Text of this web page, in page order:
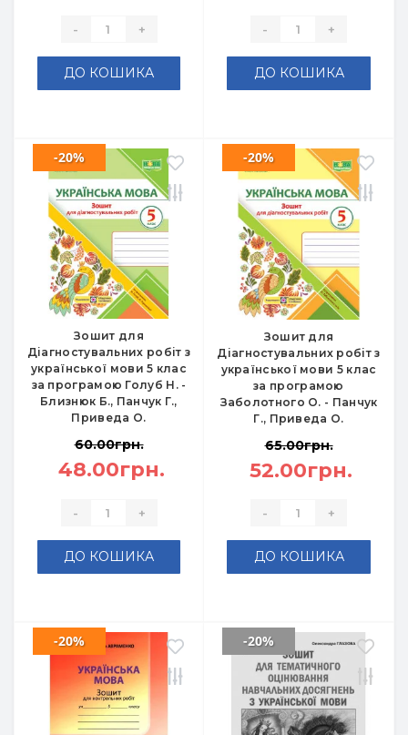
- +
ДО КОШИКА
- +
ДО КОШИКА
Зошит для
Діагностувальних робіт з
української мови 5 клас
за програмою Голуб Н. -
Близнюк Б., Панчук Г.,
Приведа О.
-20%
60.00грн.
48.00грн.
- +
ДО КОШИКА
Зошит для
Діагностувальних робіт з
української мови 5 клас
за програмою
Заболотного О. - Панчук
Г., Приведа О.
-20%
65.00грн.
52.00грн.
- +
ДО КОШИКА
-20% -20%